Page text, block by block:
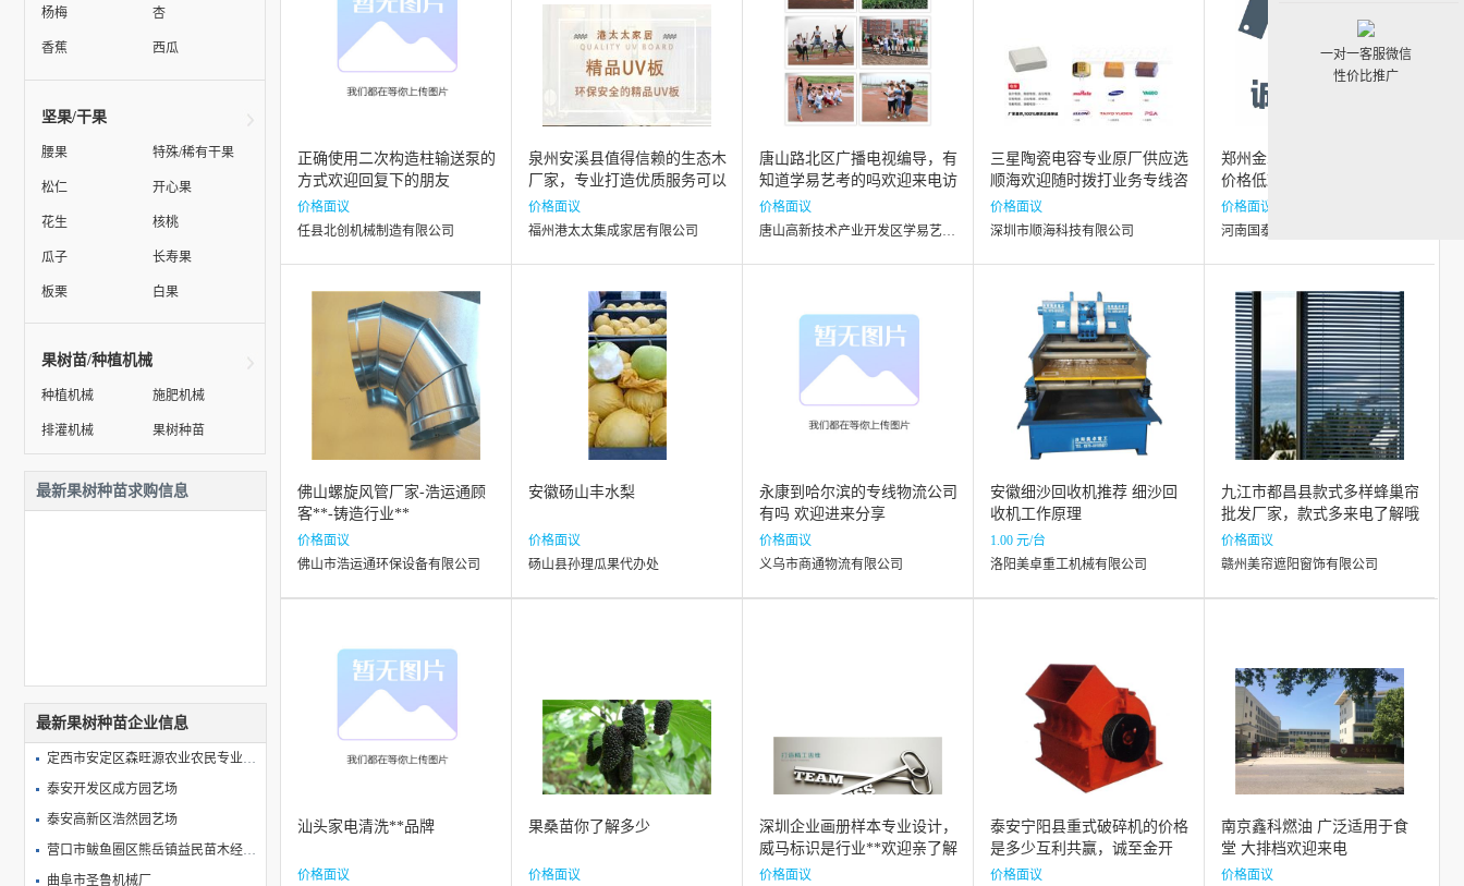
杨梅 杏
香蕉 西瓜
坚果/干果
腰果 特殊/稀有干果
松仁 开心果
花生 核桃
瓜子 长寿果
板栗 白果
果树苗/种植机械
种植机械 施肥机械
排灌机械 果树种苗
最新果树种苗求购信息
最新果树种苗企业信息
定西市安定区森旺源农业农民专业合作社
泰安开发区成方园艺场
泰安高新区浩然园艺场
营口市鲅鱼圈区熊岳镇益民苗木经销处
曲阜市圣鲁机械厂
正确使用二次构造柱输送泵的
方式欢迎回复下的朋友
价格面议
任县北创机械制造有限公司
泉州安溪县值得信赖的生态木
厂家，专业打造优质服务可以
选择港太太家居期待您的来电
哦
价格面议
福州港太太集成家居有限公司
唐山路北区广播电视编导，有
知道学易艺考的吗欢迎来电访
问！
价格面议
唐山高新技术产业开发区学易艺术培训学校
三星陶瓷电容专业原厂供应选
顺海欢迎随时拨打业务专线咨
询
价格面议
深圳市顺海科技有限公司
郑州金水区哪家球墨铸铁厂家
价格低欢迎回复下的朋友期待
您的大驾
价格面议
河南国泰机械铸造有限公司
佛山螺旋风管厂家-浩运通顾
客**-铸造行业**
价格面议
佛山市浩运通环保设备有限公司
安徽砀山丰水梨
价格面议
砀山县孙理瓜果代办处
永康到哈尔滨的专线物流公司
有吗 欢迎进来分享
价格面议
义乌市商通物流有限公司
安徽细沙回收机推荐 细沙回
收机工作原理
1.00 元/台
洛阳美卓重工机械有限公司
九江市都昌县款式多样蜂巢帘
批发厂家，款式多来电了解哦
价格面议
赣州美帘遮阳窗饰有限公司
汕头家电清洗**品牌
价格面议
果桑苗你了解多少
价格面议
深圳企业画册样本专业设计，
威马标识是行业**欢迎亲了解
我们
价格面议
泰安宁阳县重式破碎机的价格
是多少互利共赢，诚至金开
价格面议
南京鑫科燃油 广泛适用于食
堂 大排档欢迎来电
价格面议
一对一客服微信
性价比推广